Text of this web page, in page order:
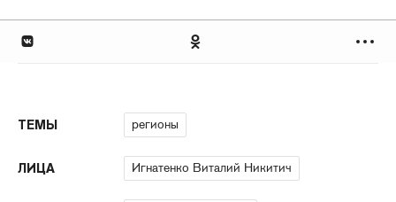
ТЕМЫ регионы
ЛИЦА Игнатенко Виталий Никитич